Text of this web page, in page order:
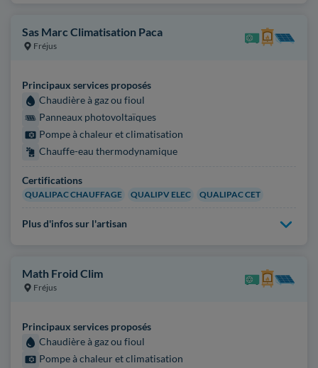
Sas Marc Climatisation Paca
Fréjus
Principaux services proposés
Chaudière à gaz ou fioul
Panneaux photovoltaïques
Pompe à chaleur et climatisation
Chauffe-eau thermodynamique
Certifications
QUALIPAC CHAUFFAGE QUALIPV ELEC QUALIPAC CET
Plus d'infos sur l'artisan
Math Froid Clim
Fréjus
Principaux services proposés
Chaudière à gaz ou fioul
Pompe à chaleur et climatisation